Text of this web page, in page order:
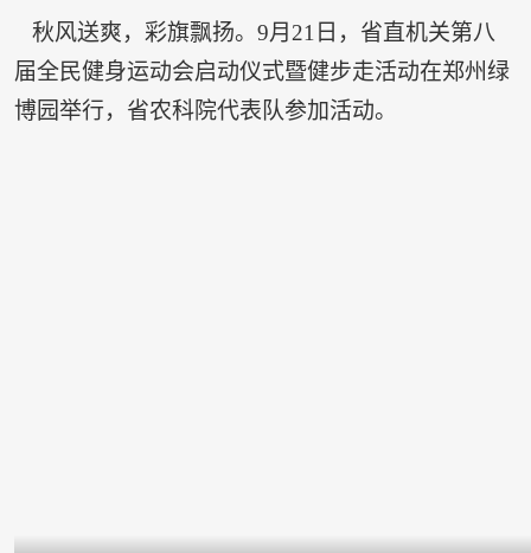
秋风送爽，彩旗飘扬。9月21日，省直机关第八
届全民健身运动会启动仪式暨健步走活动在郑州绿
博园举行，省农科院代表队参加活动。